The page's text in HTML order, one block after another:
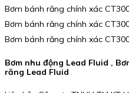
Bơm bánh răng chính xác
Bơm bánh răng chính xác
Bơm bánh răng chính xác
Bơm nhu động Lead Fluid ,
răng Lead Fluid